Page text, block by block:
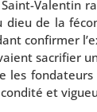
Valentin
de la
confir­mer
sacri­fier
les
et